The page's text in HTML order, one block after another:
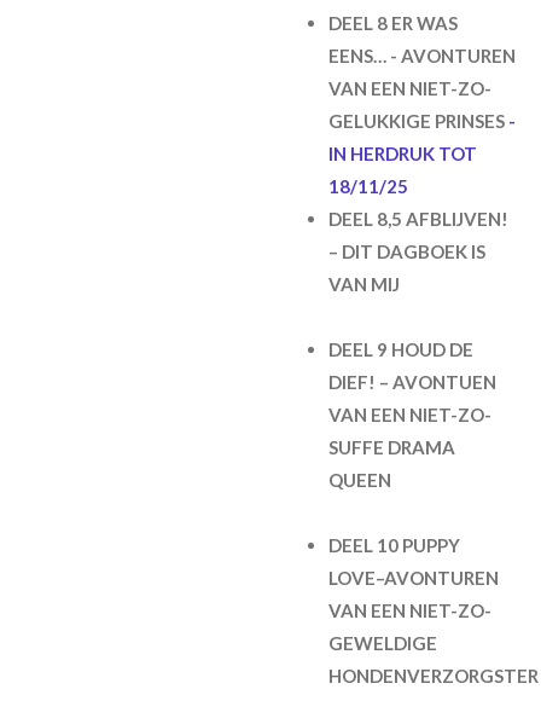
DEEL 8 ER WAS
EENS… - AVONTUREN
VAN EEN NIET-ZO-
GELUKKIGE PRINSES-
IN HERDRUK TOT
18/11/25
DEEL 8,5 AFBLIJVEN!
– DIT DAGBOEK IS
VAN MIJ
DEEL 9 HOUD DE
DIEF! – AVONTUEN
VAN EEN NIET-ZO-
SUFFE DRAMA
QUEEN
DEEL 10 PUPPY
LOVE–AVONTUREN
VAN EEN NIET-ZO-
GEWELDIGE
HONDENVERZORGSTER